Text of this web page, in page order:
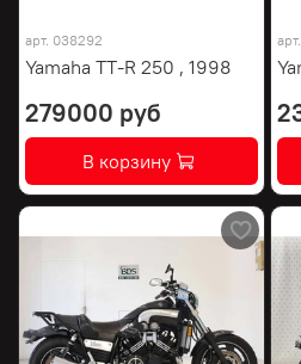
арт. 038292
Yamaha TT-R 250 , 1998
279000 руб
В корзину
арт.